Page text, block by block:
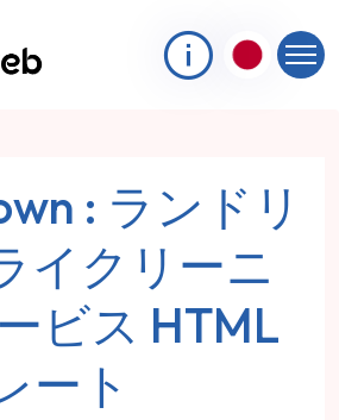
: ランドリ
イクリーニ
ビス HTML
ート